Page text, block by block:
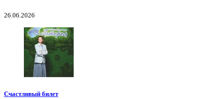
26.06.2026
Счастливый билет